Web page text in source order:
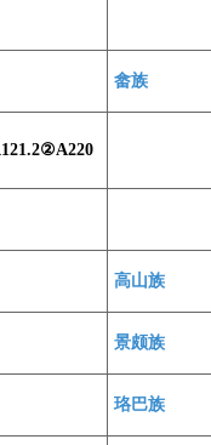
畲族
高山族
景颇族
珞巴族